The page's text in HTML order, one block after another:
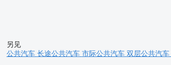
另见
公共汽车 长途公共汽车 市际公共汽车 双层公共汽车